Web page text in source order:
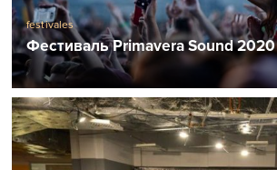
festivales
Фестиваль Primavera Sound 2020